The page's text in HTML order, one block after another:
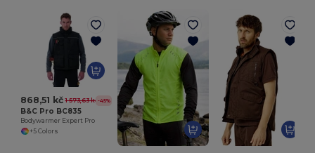
868,51 kč 1 573,63 kč-45%
B&C Pro BC835
Bodywarmer Expert Pro
+5 Colors